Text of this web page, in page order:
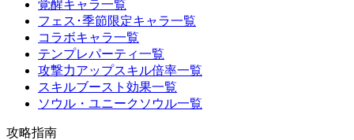
覚醒キャラ一覧
フェス･季節限定キャラ一覧
コラボキャラ一覧
テンプレパーティ一覧
攻撃力アップスキル倍率一覧
スキルブースト効果一覧
ソウル・ユニークソウル一覧
攻略指南